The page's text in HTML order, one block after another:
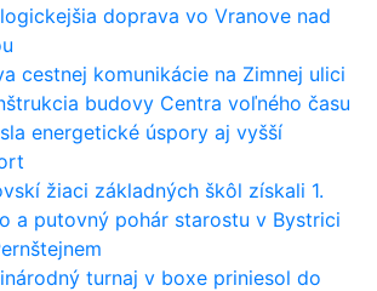
doprava vo Vranove nad
cestnej komunikácie na Zimnej ulici
budovy Centra voľného času
energetické úspory aj vyšší
žiaci základných škôl získali 1.
a putovný pohár starostu v Bystrici
turnaj v boxe priniesol do